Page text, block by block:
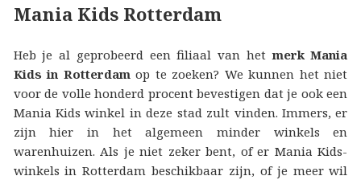
Mania Kids Rotterdam
Heb je al geprobeerd een filiaal van hetmerk Mania
Kids in Rotterdam op te zoeken? We kunnen het niet
voor de volle honderd procent bevestigen dat je ook een
Mania Kids winkel in deze stad zult vinden. Immers, er
zijn hier in het algemeen minder winkels en
warenhuizen. Als je niet zeker bent, of er Mania Kids-
winkels in Rotterdam beschikbaar zijn, of je meer wil